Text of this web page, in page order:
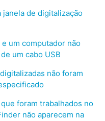
janela de digitalização
e um computador não
um cabo USB
não foram
foram trabalhados no
não aparecem na